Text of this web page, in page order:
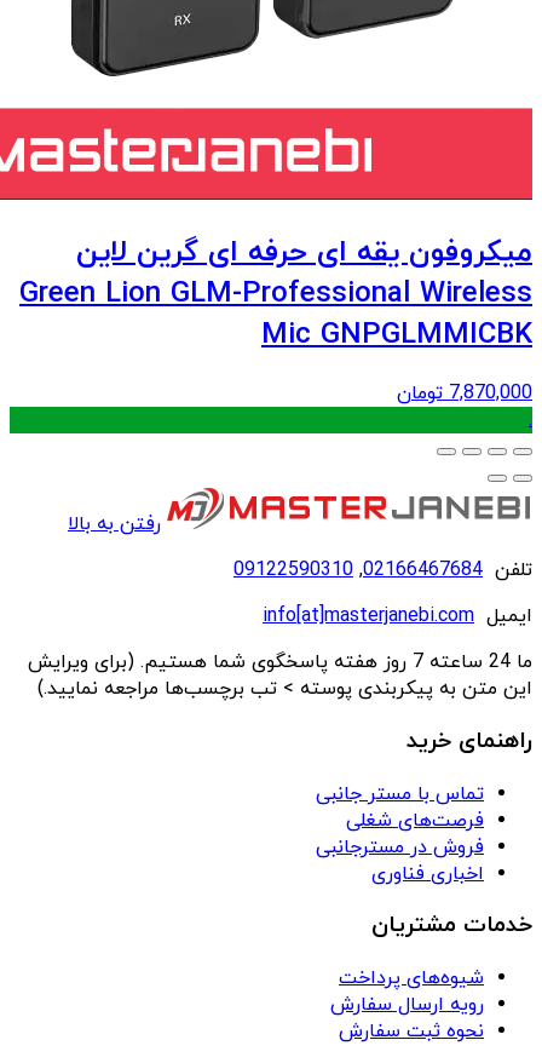
میکروفون یقه ای حرفه ای گرین لاین
Green Lion GLM-Professional Wireless
Mic GNPGLMMICBK
7,870,000 تومان
.
رفتن به بالا
تلفن 02166467684
,
09122590310
ایمیل info[at]masterjanebi.com
ما 24 ساعته 7 روز هفته پاسخگوی شما هستیم. (برای ویرایش
این متن به پیکربندی پوسته > تب برچسب‌ها مراجعه نمایید.)
راهنمای خرید
تماس با مستر جانبی
فرصت‌های شغلی
فروش در مسترجانبی
اخباری فناوری
خدمات مشتریان
شیوه‌های پرداخت
رویه ارسال سفارش
نحوه ثبت سفارش